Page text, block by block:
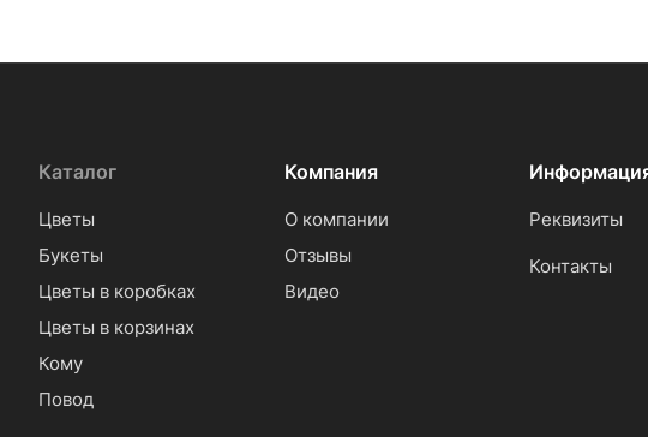
Каталог
Цветы
Букеты
Цветы в коробках
Цветы в корзинах
Кому
Повод
Компания
О компании
Отзывы
Видео
Реквизиты
Контакты